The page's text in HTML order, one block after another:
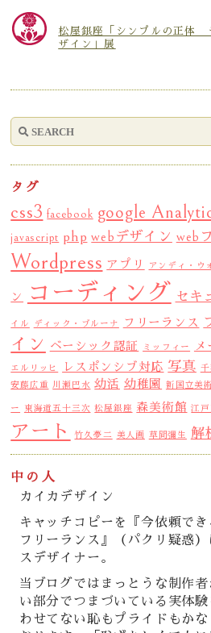
松屋銀座「シンプルの正体
ザイン」展
タグ
css3 facebook google
javascript php webデザイン web
Wordpress アプリ アンディ・ウ
ン コーディング セキ
イル ディック・ブルーナ フリーランス
イン ベーシック認証 ミッフィー メ
エルリッヒ レスポンシブ対応 写真
安藤広重 川瀬巴水 幼活 幼稚園 新国立美
ー 東海道五十三次 松屋銀座 森美術館 江
アート
竹久夢二 美人画 草間彌生 解
中の人
カイカデザイン
キャッチコピーを『今依頼で
フリーランス』（パクリ疑惑
スデザイナー。
当ブログではまっとうな制作
い部分でつまづいている実体
わせてない恥もプライドもか